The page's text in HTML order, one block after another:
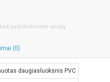
padidintumėte vaizdą
(0)
daugiasluoksnis PVC